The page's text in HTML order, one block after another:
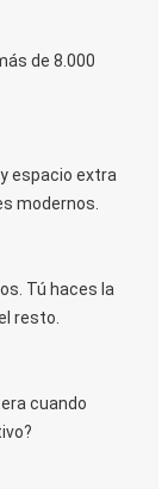
de 8.000
espacio extra
modernos.
Tú haces la
resto.
cuando